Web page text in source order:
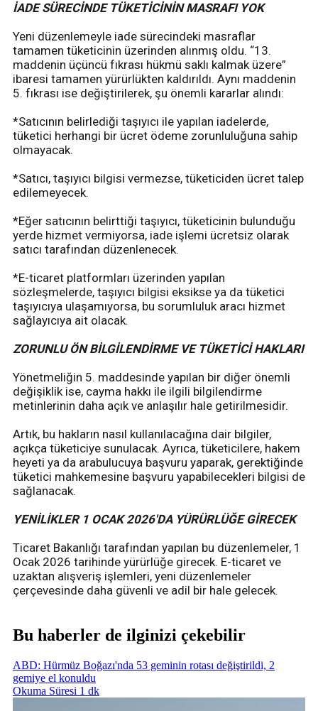
İADE SÜRECİNDE TÜKETİCİNİN MASRAFI YOK
Yeni düzenlemeyle iade sürecindeki masraflar
tamamen tüketicinin üzerinden alınmış oldu. “13.
maddenin üçüncü fıkrası hükmü saklı kalmak üzere”
ibaresi tamamen yürürlükten kaldırıldı. Aynı maddenin
5. fıkrası ise değiştirilerek, şu önemli kararlar alındı:
*Satıcının belirlediği taşıyıcı ile yapılan iadelerde,
tüketici herhangi bir ücret ödeme zorunluluğuna sahip
olmayacak.
*Satıcı, taşıyıcı bilgisi vermezse, tüketiciden ücret talep
edilemeyecek.
*Eğer satıcının belirttiği taşıyıcı, tüketicinin bulunduğu
yerde hizmet vermiyorsa, iade işlemi ücretsiz olarak
satıcı tarafından düzenlenecek.
*E-ticaret platformları üzerinden yapılan
sözleşmelerde, taşıyıcı bilgisi eksikse ya da tüketici
taşıyıcıya ulaşamıyorsa, bu sorumluluk aracı hizmet
sağlayıcıya ait olacak.
ZORUNLU ÖN BİLGİLENDİRME VE TÜKETİCİ HAKLARI
Yönetmeliğin 5. maddesinde yapılan bir diğer önemli
değişiklik ise, cayma hakkı ile ilgili bilgilendirme
metinlerinin daha açık ve anlaşılır hale getirilmesidir.
Artık, bu hakların nasıl kullanılacağına dair bilgiler,
açıkça tüketiciye sunulacak. Ayrıca, tüketicilere, hakem
heyeti ya da arabulucuya başvuru yaparak, gerektiğinde
tüketici mahkemesine başvuru yapabilecekleri bilgisi de
sağlanacak.
YENİLİKLER 1 OCAK 2026'DA YÜRÜRLÜĞE GİRECEK
Ticaret Bakanlığı tarafından yapılan bu düzenlemeler, 1
Ocak 2026 tarihinde yürürlüğe girecek. E-ticaret ve
uzaktan alışveriş işlemleri, yeni düzenlemeler
çerçevesinde daha güvenli ve adil bir hale gelecek.
Bu haberler de ilginizi çekebilir
ABD: Hürmüz Boğazı'nda 53 geminin rotası değiştirildi, 2
gemiye el konuldu
Okuma Süresi 1 dk